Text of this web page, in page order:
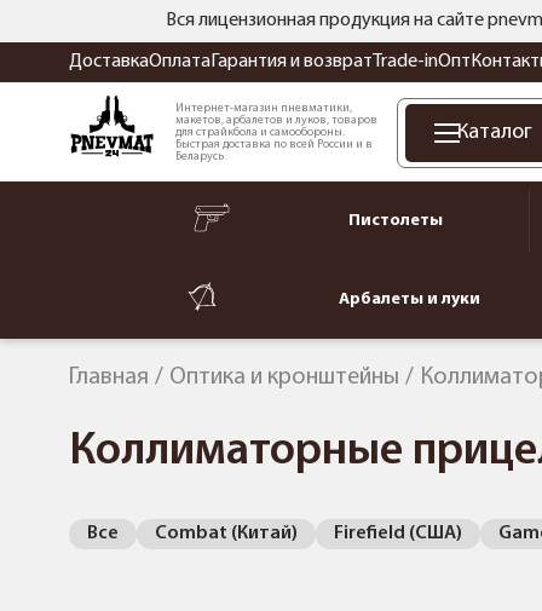
Вся лицензионная продукция на сайте
ДоставкаОплата Гарантия и возврат Trade-inОпт
Интернет-магазин пневматики,
макетов, арбалетов и луков, товаров
для страйкбола и самообороны.
Быстрая доставка по всей России и в
Беларусь.
Каталог
Пистолеты
Арбалеты и луки
Главная Оптика и кронштейны
Коллиматорные
Все Combat (Китай) Firefield (США)